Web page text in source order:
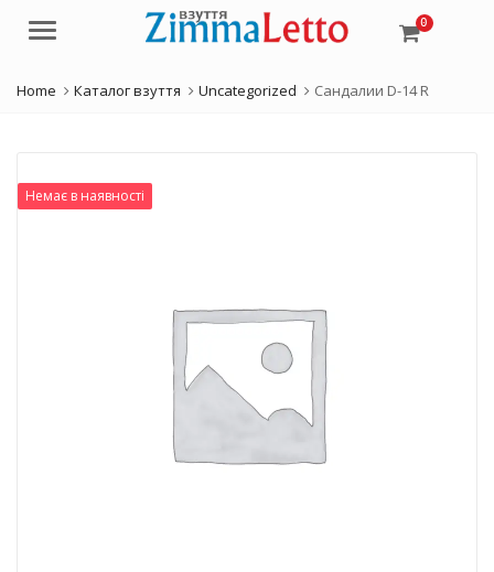
Menu 0
Home Каталог взуття Uncategorized Сандалии D-14 R
Немає в наявності